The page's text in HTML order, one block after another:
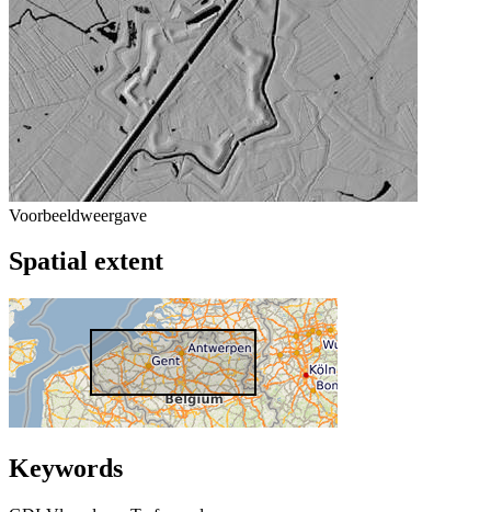
Voorbeeldweergave
Spatial extent
Keywords